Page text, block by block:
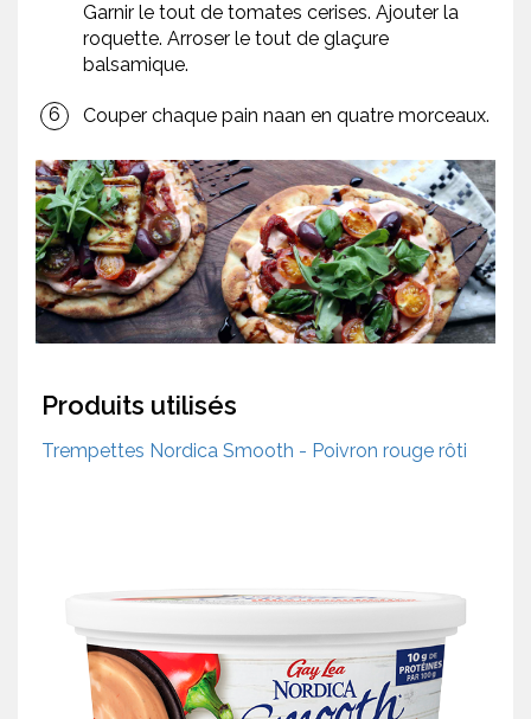
Garnir le tout de tomates cerises. Ajouter la
roquette. Arroser le tout de glaçure
balsamique.
Couper chaque pain naan en quatre morceaux.
Produits utilisés
Trempettes Nordica Smooth - Poivron rouge rôti